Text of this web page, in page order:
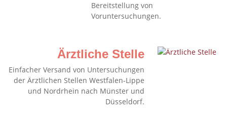
Bereitstellung von
Voruntersuchungen.
Ärztliche Stelle
Einfacher Versand von Untersuchungen
der Ärztlichen Stellen Westfalen-Lippe
und Nordrhein nach Münster und
Düsseldorf.